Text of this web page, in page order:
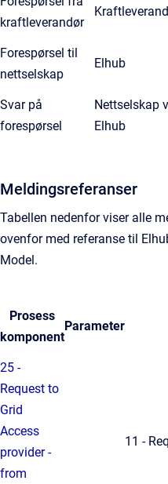
kraftleverandør
Forespørsel til
nettselskap
Elhub
Svar på
forespørsel
Nettselskap
Elhub
Meldingsreferanser
Tabellen nedenfor viser alle
ovenfor med referanse til
Model.
Prosess
komponent
Parameter
25 -
Request to
Grid
Access
provider -
from
11 -